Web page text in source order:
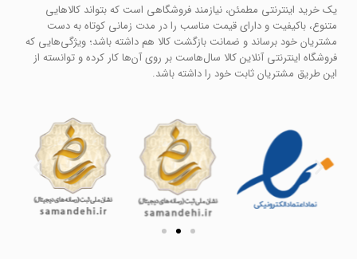
یک خرید اینترنتی مطمئن، نیازمند فروشگاهی است که بتواند کالاهایی
متنوع، باکیفیت و دارای قیمت مناسب را در مدت زمانی کوتاه به دست
مشتریان خود برساند و ضمانت بازگشت کالا هم داشته باشد؛ ویژگی‌هایی که
فروشگاه اینترنتی آنلاین کالا سال‌هاست بر روی آن‌ها کار کرده و توانسته از
این طریق مشتریان ثابت خود را داشته باشد.